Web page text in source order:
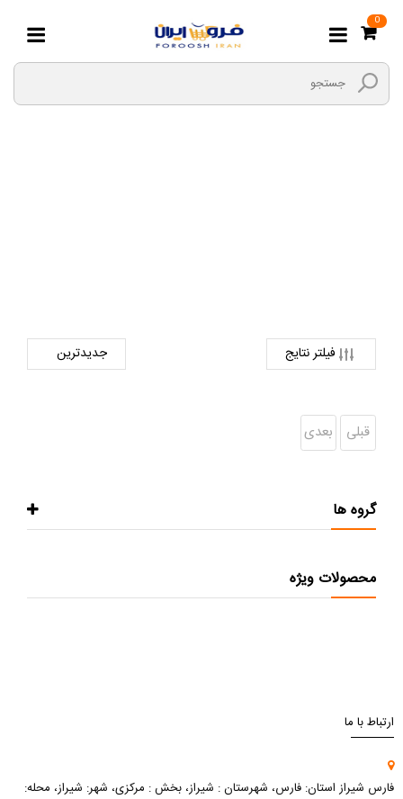
0
فیلتر نتایج
قبلی بعدی
گروه ها
محصولات ویژه
ارتباط با ما
فارس شیراز استان: فارس، شهرستان : شیراز، بخش : مرکزی، شهر: شیراز، محله: